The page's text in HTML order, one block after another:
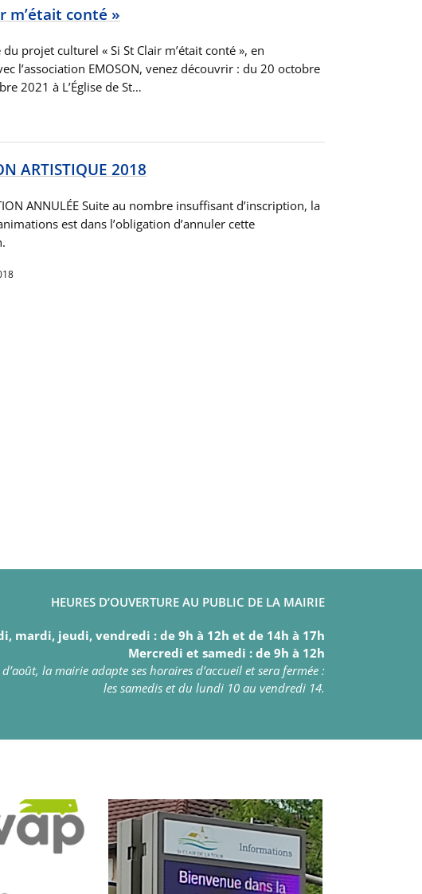
m’était conté »
du projet culturel « Si St Clair m’était conté », en
l’association EMOSON, venez découvrir : du 20 octobre
2021 à L’Église de St…
ARTISTIQUE 2018
ANNULÉE Suite au nombre insuffisant d’inscription, la
est dans l’obligation d’annuler cette
HEURES D’OUVERTURE AU PUBLIC DE LA MAIRIE
mardi, jeudi, vendredi : de 9h à 12h et de 14h à 17h
Mercredi et samedi : de 9h à 12h
la mairie adapte ses horaires d’accueil et sera fermée :
les samedis et du lundi 10 au vendredi 14.